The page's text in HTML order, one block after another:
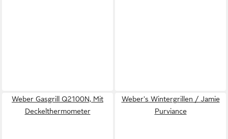
Weber Gasgrill Q2100N, Mit
Deckelthermometer
Weber's Wintergrillen / Jamie
Purviance